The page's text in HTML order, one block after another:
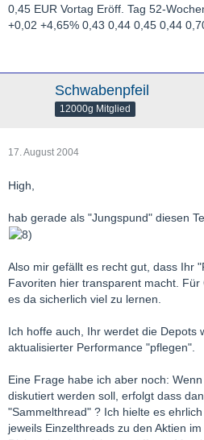
0,45 EUR Vortag Eröff. Tag 52-
+0,02 +4,65% 0,43 0,44 0,45 0,44
Schwabenpfeil
12000g Mitglied
17. August 2004
High,
hab gerade als "Jungspund" diesen
Also mir gefällt es recht gut, dass Ihr
Favoriten hier transparent macht.
es da sicherlich viel zu lernen.
Ich hoffe auch, Ihr werdet die Depots
aktualisierter Performance "pflegen".
Eine Frage habe ich aber noch:
diskutiert werden soll, erfolgt dass
"Sammelthread" ? Ich hielte es
jeweils Einzelthreads zu den Aktien